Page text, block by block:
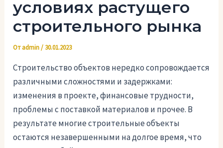
условиях растущего
строительного рынка
Отadmin/ 30.01.2023
Строительство объектов нередко сопровождается
различными сложностями и задержками:
изменения в проекте, финансовые трудности,
проблемы с поставкой материалов и прочее. В
результате многие строительные объекты
остаются незавершенными на долгое время, что